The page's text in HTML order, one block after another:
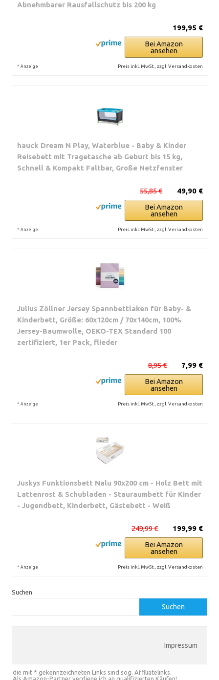
Abnehmbarer Rausfallschutz bis 200 kg
199,95 €
Bei Amazon
ansehen
* Anzeige Preis inkl. MwSt., zzgl. Versandkosten
hauck Dream N Play, Waterblue - Baby & Kinder
Reisebett mit Tragetasche ab Geburt bis 15 kg,
Schnell & Kompakt Faltbar, Große Netzfenster
49,90 €
55,85 €
Bei Amazon
ansehen
* Anzeige Preis inkl. MwSt., zzgl. Versandkosten
Julius Zöllner Jersey Spannbettlaken für Baby- &
Kinderbett, Größe: 60x120cm / 70x140cm, 100%
Jersey-Baumwolle, OEKO-TEX Standard 100
zertifiziert, 1er Pack, flieder
7,99 €
8,95 €
Bei Amazon
ansehen
* Anzeige Preis inkl. MwSt., zzgl. Versandkosten
Juskys Funktionsbett Nalu 90x200 cm - Holz Bett mit
Lattenrost & Schubladen - Stauraumbett für Kinder
- Jugendbett, Kinderbett, Gästebett - Weiß
199,99 €
249,99 €
Bei Amazon
ansehen
* Anzeige Preis inkl. MwSt., zzgl. Versandkosten
Suchen
Suchen
Impressum
die mit * gekennzeichneten Links sind sog. Affiliatelinks.
Als Amazon-Partner verdiene ich an qualifizierten Käufen!